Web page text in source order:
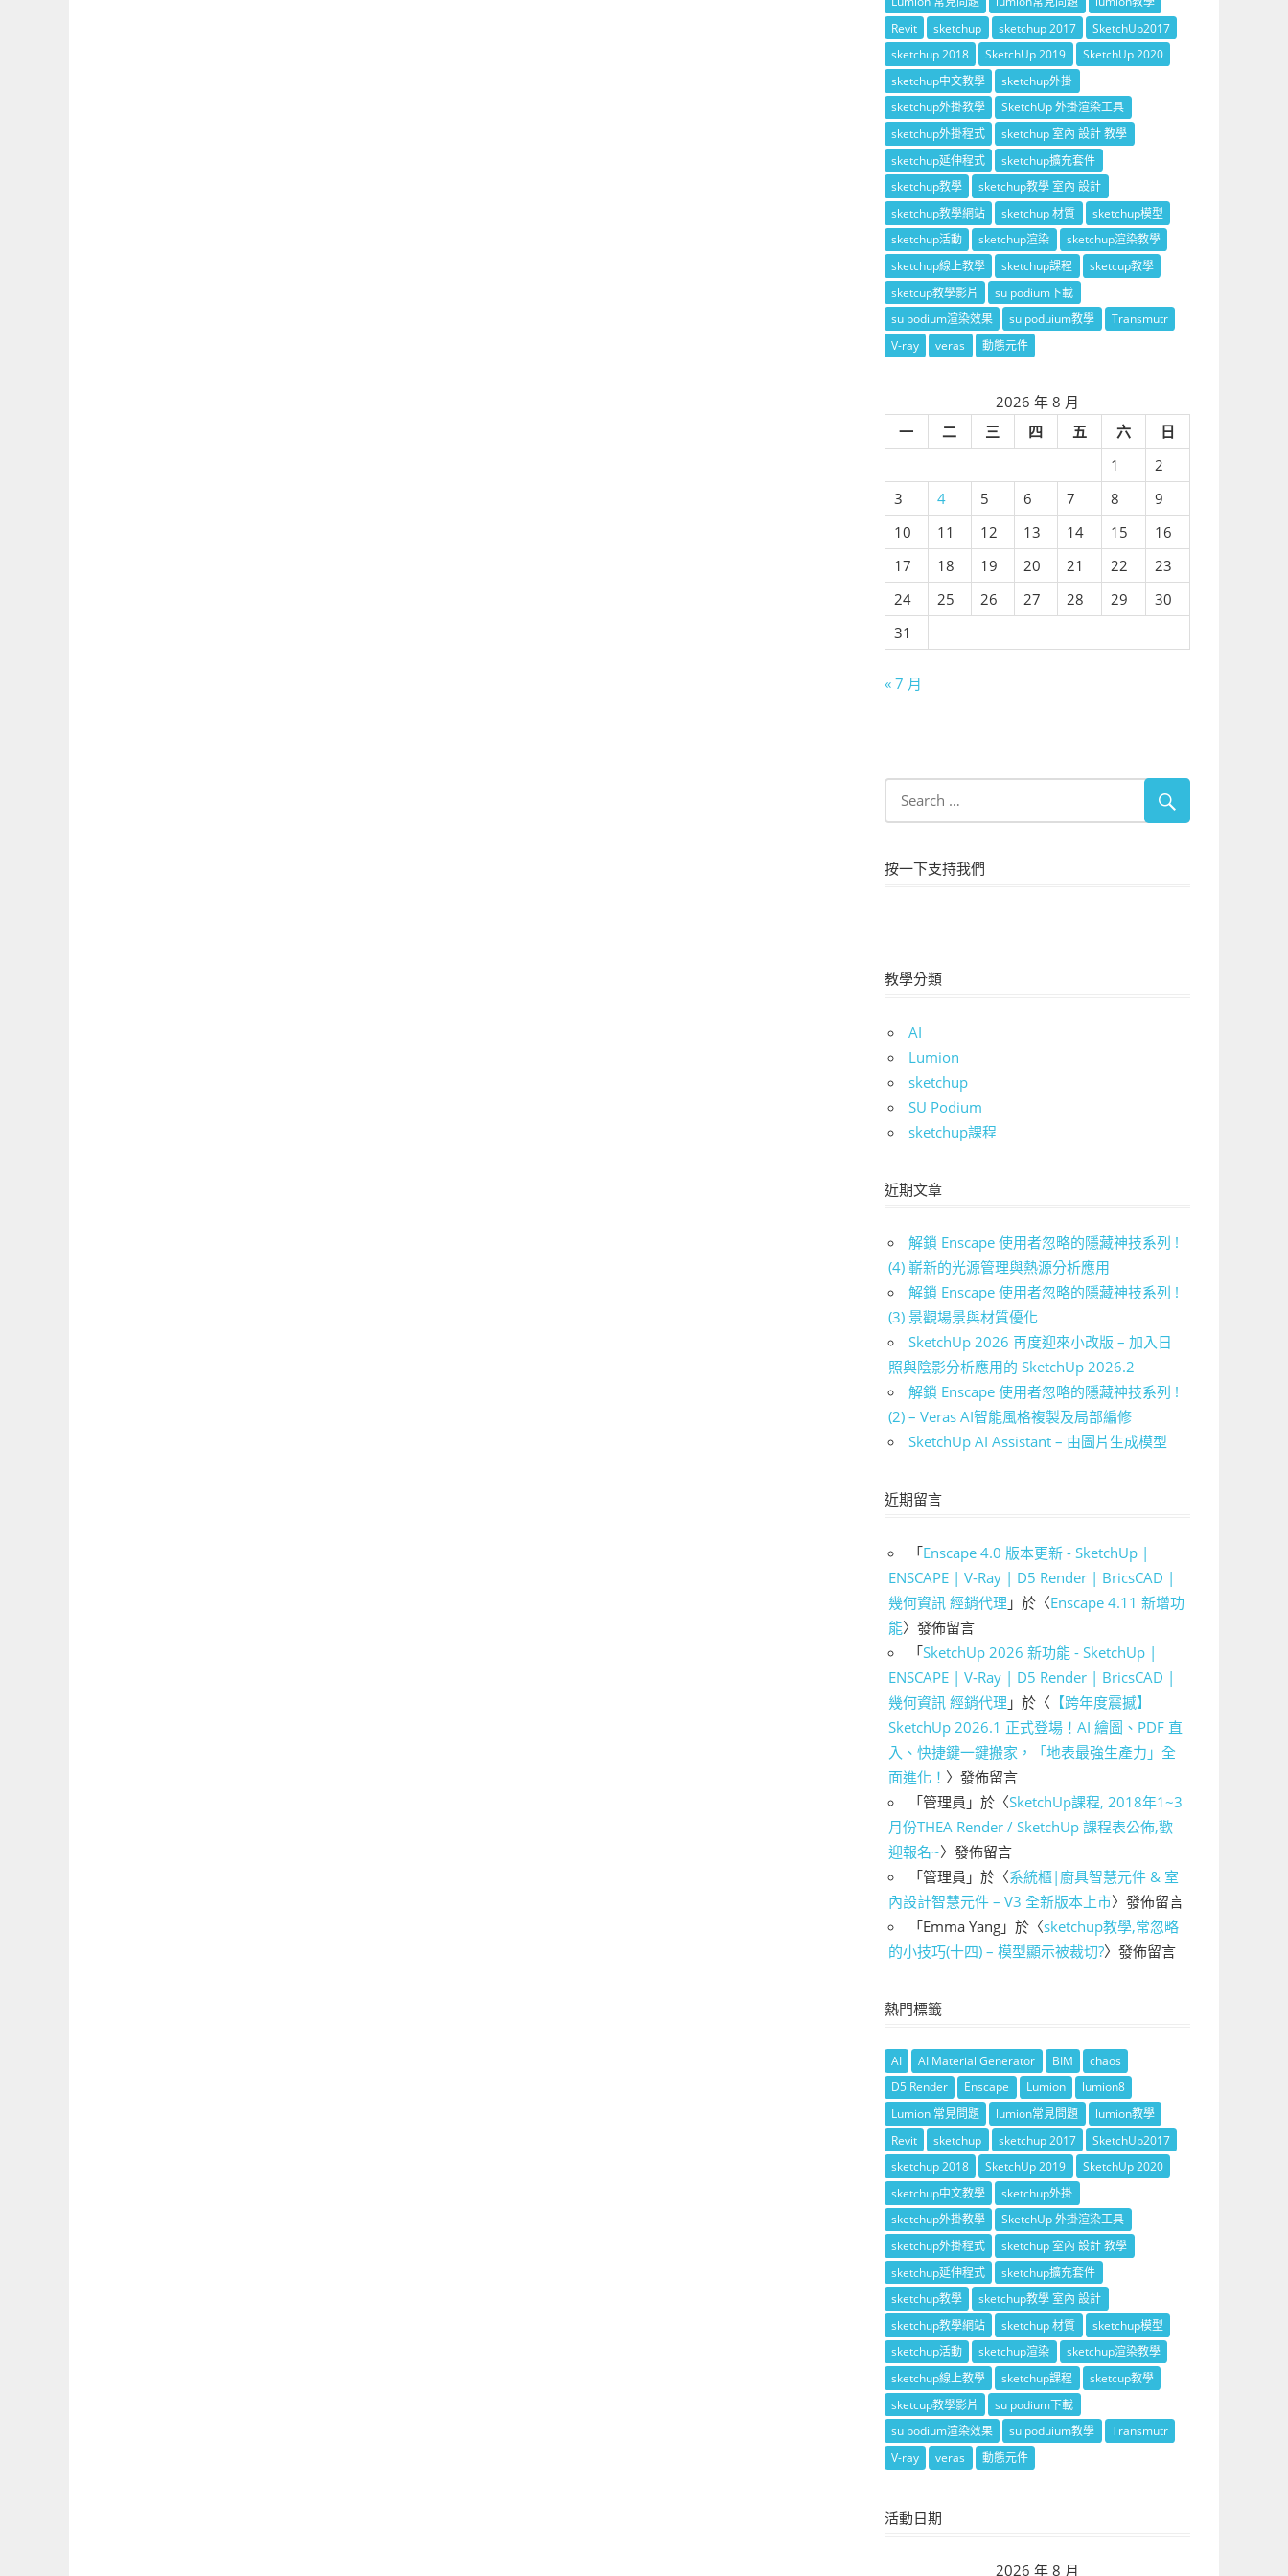
Revit
sketchup sketchup 2017
SketchUp2017
sketchup 2018
SketchUp 2019
SketchUp 2020
sketchup中文教學
sketchup外掛
sketchup外掛教學
SketchUp 外掛渲染工具
sketchup外掛程式
sketchup 室內 設計 教學
sketchup延伸程式
sketchup擴充套件
sketchup教學
sketchup教學 室內 設計
sketchup教學網站
sketchup 材質
sketchup模型
sketchup活動
sketchup渲染
sketchup渲染教學
sketchup線上教學
sketchup課程
sketcup教學
sketcup教學影片
su podium下載
su podium渲染效果
su poduium教學
Transmutr
V-ray
veras 動態元件
2026 年 8 月
一
二 三 四 五 六
日
1
2
3
4 5 6 7 8
9
10
11 12 13 14 15
16
17
18 19 20 21 22
23
24
25 26 27 28 29
30
31
« 7 月
按一下支持我們
教學分類
AI
Lumion
sketchup
SU Podium
sketchup課程
近期文章
解鎖 Enscape 使用者忽略的隱藏神技系列 !
(4) 嶄新的光源管理與熱源分析應用
解鎖 Enscape 使用者忽略的隱藏神技系列 !
(3) 景觀場景與材質優化
SketchUp 2026 再度迎來小改版 – 加入日
照與陰影分析應用的 SketchUp 2026.2
解鎖 Enscape 使用者忽略的隱藏神技系列 !
(2) – Veras AI智能風格複製及局部編修
SketchUp AI Assistant – 由圖片生成模型
近期留言
「Enscape 4.0 版本更新 - SketchUp |
ENSCAPE | V-Ray | D5 Render | BricsCAD |
幾何資訊 經銷代理 」於〈Enscape 4.11 新增功
能〉發佈留言
「SketchUp 2026 新功能 - SketchUp |
ENSCAPE | V-Ray | D5 Render | BricsCAD |
幾何資訊 經銷代理 」於〈 【跨年度震撼】
SketchUp 2026.1 正式登場！AI 繪圖、PDF 直
入、快捷鍵一鍵搬家，「地表最強生產力」全
面進化！ 〉發佈留言
「管理員 」於〈SketchUp課程, 2018年1~3
月份THEA Render / SketchUp 課程表公佈,歡
迎報名~〉發佈留言
「管理員 」於〈系統櫃|廚具智慧元件 & 室
內設計智慧元件 – V3 全新版本上市〉發佈留言
「Emma Yang 」於〈sketchup教學,常忽略
的小技巧(十四) – 模型顯示被裁切?〉發佈留言
熱門標籤
AI AI Material Generator BIM
chaos
D5 Render
Enscape Lumion
lumion8
Lumion 常見問題
lumion常見問題
lumion教學
Revit
sketchup sketchup 2017
SketchUp2017
sketchup 2018
SketchUp 2019
SketchUp 2020
sketchup中文教學
sketchup外掛
sketchup外掛教學
SketchUp 外掛渲染工具
sketchup外掛程式
sketchup 室內 設計 教學
sketchup延伸程式
sketchup擴充套件
sketchup教學
sketchup教學 室內 設計
sketchup教學網站
sketchup 材質
sketchup模型
sketchup活動
sketchup渲染
sketchup渲染教學
sketchup線上教學
sketchup課程
sketcup教學
sketcup教學影片
su podium下載
su podium渲染效果
su poduium教學
Transmutr
V-ray
veras 動態元件
活動日期
2026 年 8 月